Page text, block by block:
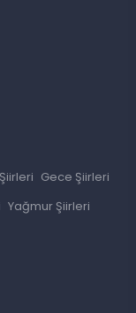
Gece Şiirleri
Yağmur Şiirleri